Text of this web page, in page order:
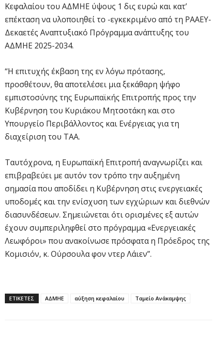
Κεφαλαίου του ΑΔΜΗΕ ύψους 1 δις ευρώ και κατ’
επέκταση να υλοποιηθεί το -εγκεκριμένο από τη ΡΑΑΕΥ-
Δεκαετές Αναπτυξιακό Πρόγραμμα ανάπτυξης του
ΑΔΜΗΕ 2025-2034.
“Η επιτυχής έκβαση της εν λόγω πρότασης,
προσθέτουν, θα αποτελέσει μια ξεκάθαρη ψήφο
εμπιστοσύνης της Ευρωπαϊκής Επιτροπής προς την
Κυβέρνηση του Κυριάκου Μητσοτάκη και στο
Υπουργείο Περιβάλλοντος και Ενέργειας για τη
διαχείριση του ΤΑΑ.
Ταυτόχρονα, η Ευρωπαϊκή Επιτροπή αναγνωρίζει και
επιβραβεύει με αυτόν τον τρόπο την αυξημένη
σημασία που αποδίδει η Κυβέρνηση στις ενεργειακές
υποδομές και την ενίσχυση των εγχώριων και διεθνών
διασυνδέσεων. Σημειώνεται ότι ορισμένες εξ αυτών
έχουν συμπεριληφθεί στο πρόγραμμα «Ενεργειακές
Λεωφόροι» που ανακοίνωσε πρόσφατα η Πρόεδρος της
Κομισιόν, κ. Ούρσουλα φον ντερ Λάιεν”.
ΕΤΙΚΕΤΕΣ ΑΔΜΗΕ αύξηση κεφαλαίου Ταμείο Ανάκαμψης